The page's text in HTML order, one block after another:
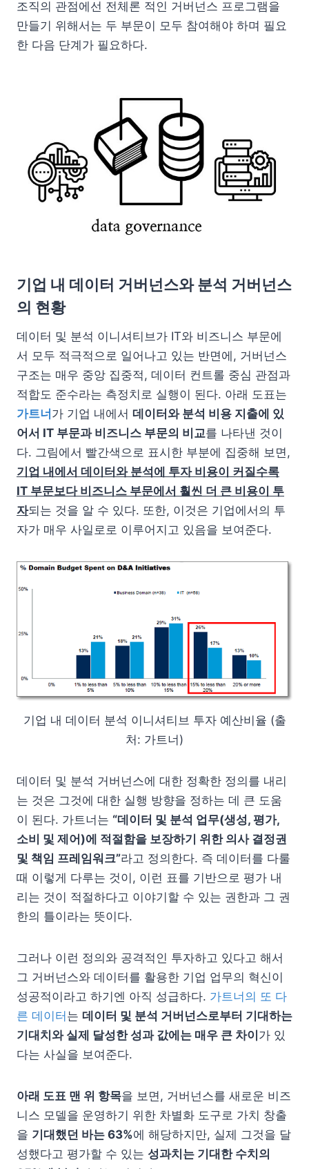
조직의 관점에선 전체론 적인 거버넌스 프로그램을
만들기 위해서는 두 부문이 모두 참여해야 하며 필요
한 다음 단계가 필요하다.
기업 내 데이터 거버넌스와 분석 거버넌스
의 현황
데이터 및 분석 이니셔티브가 IT와 비즈니스 부문에
서 모두 적극적으로 일어나고 있는 반면에, 거버넌스
구조는 매우 중앙 집중적, 데이터 컨트롤 중심 관점과
적합도 준수라는 측정치로 실행이 된다. 아래 도표는
가트너가 기업 내에서 데이터와 분석 비용 지출에 있
어서 IT 부문과 비즈니스 부문의 비교를 나타낸 것이
다. 그림에서 빨간색으로 표시한 부분에 집중해 보면,
기업 내에서 데이터와 분석에 투자 비용이 커질수록
IT 부문보다 비즈니스 부문에서 훨씬 더 큰 비용이 투
자되는 것을 알 수 있다. 또한, 이것은 기업에서의 투
자가 매우 사일로로 이루어지고 있음을 보여준다.
기업 내 데이터 분석 이니셔티브 투자 예산비율 (출
처: 가트너)
데이터 및 분석 거버넌스에 대한 정확한 정의를 내리
는 것은 그것에 대한 실행 방향을 정하는 데 큰 도움
이 된다. 가트너는 “데이터 및 분석 업무(생성, 평가,
소비 및 제어)에 적절함을 보장하기 위한 의사 결정권
및 책임 프레임워크”라고 정의한다. 즉 데이터를 다룰
때 이렇게 다루는 것이, 이런 표를 기반으로 평가 내
리는 것이 적절하다고 이야기할 수 있는 권한과 그 권
한의 틀이라는 뜻이다.
그러나 이런 정의와 공격적인 투자하고 있다고 해서
그 거버넌스와 데이터를 활용한 기업 업무의 혁신이
성공적이라고 하기엔 아직 성급하다. 가트너의 또 다
른 데이터는 데이터 및 분석 거버넌스로부터 기대하는
기대치와 실제 달성한 성과 값에는 매우 큰 차이가 있
다는 사실을 보여준다.
아래 도표 맨 위 항목을 보면, 거버넌스를 새로운 비즈
니스 모델을 운영하기 위한 차별화 도구로 가치 창출
을 기대했던 바는 63%에 해당하지만, 실제 그것을 달
성했다고 평가할 수 있는 성과치는 기대한 수치의